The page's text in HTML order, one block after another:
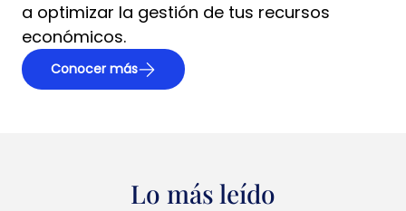
a optimizar la gestión de tus recursos
económicos.
Conocer más
Lo más leído